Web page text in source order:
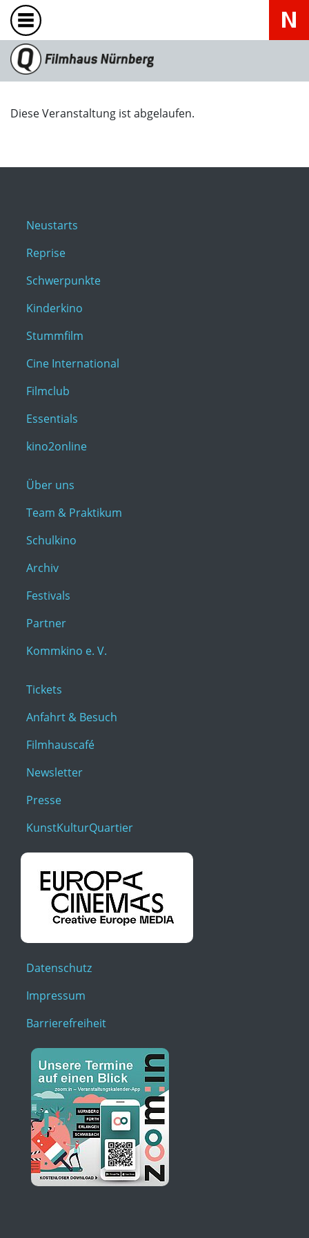
Diese Veranstaltung ist abgelaufen.
Neustarts
Reprise
Schwerpunkte
Kinderkino
Stummfilm
Cine International
Filmclub
Essentials
kino2online
Über uns
Team & Praktikum
Schulkino
Archiv
Festivals
Partner
Kommkino e. V.
Tickets
Anfahrt & Besuch
Filmhauscafé
Newsletter
Presse
KunstKulturQuartier
Datenschutz
Impressum
Barrierefreiheit